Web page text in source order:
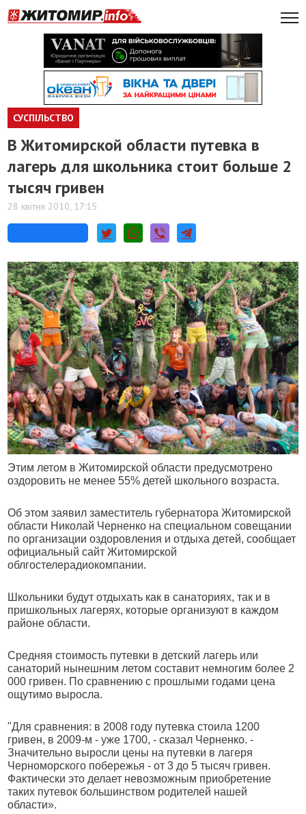
СУСПІЛЬСТВО
В Житомирской области путевка в
лагерь для школьника стоит больше 2
тысяч гривен
28 квітня 2010, 17:15
Этим летом в Житомирской области предусмотрено
оздоровить не менее 55% детей школьного возраста.
Об этом заявил заместитель губернатора Житомирской
области Николай Черненко на специальном совещании
по организации оздоровления и отдыха детей, сообщает
официальный сайт Житомирской
облгостелерадиокомпании.
Школьники будут отдыхать как в санаториях, так и в
пришкольных лагерях, которые организуют в каждом
районе области.
Средняя стоимость путевки в детский лагерь или
санаторий нынешним летом составит немногим более 2
000 гривен. По сравнению с прошлыми годами цена
ощутимо выросла.
"Для сравнения: в 2008 году путевка стоила 1200
гривен, в 2009-м - уже 1700, - сказал Черненко. -
Значительно выросли цены на путевки в лагеря
Черноморского побережья - от 3 до 5 тысяч гривен.
Фактически это делает невозможным приобретение
таких путевок большинством родителей нашей
области».